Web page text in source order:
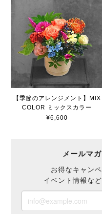
【季節のアレンジメント】MIX
COLOR ミックスカラー
¥6,600
メールマ
お得なキャン
イベント情報な